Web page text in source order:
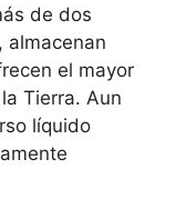
de dos
almacenan
el mayor
Tierra. Aun
líquido